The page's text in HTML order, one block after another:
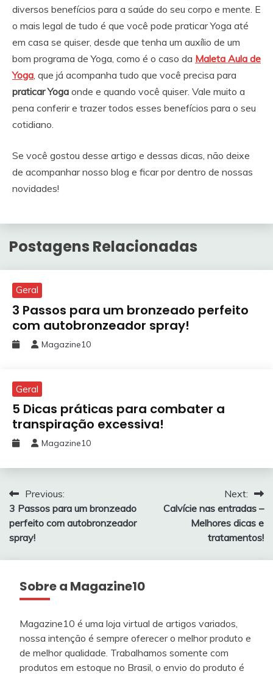
diversos benefícios para a saúde do seu corpo e mente. E
o mais legal de tudo é que você pode praticar Yoga até
em casa se quiser, desde que tenha um auxílio de um
bom programa de Yoga, como é o caso da Maleta Aula de
Yoga, que já acompanha tudo que você precisa para
praticar Yoga onde e quando você quiser. Vale muito a
pena conferir e trazer todos esses benefícios para o seu
cotidiano.
Se você gostou desse artigo e dessas dicas, não deixe
de acompanhar nosso blog e ficar por dentro de nossas
novidades!
Postagens Relacionadas
Geral
3 Passos para um bronzeado perfeito
com autobronzeador spray!
Magazine10
Geral
5 Dicas práticas para combater a
transpiração excessiva!
Magazine10
Navegação
de
Post
Previous:
3 Passos para um bronzeado
perfeito com autobronzeador
spray!
Next:
Calvície nas entradas –
Melhores dicas e
tratamentos!
Sobre a Magazine10
Magazine10 é uma loja virtual de artigos variados,
nossa intenção é sempre oferecer o melhor produto e
de melhor qualidade. Trabalhamos somente com
produtos em estoque no Brasil, o envio do produto é